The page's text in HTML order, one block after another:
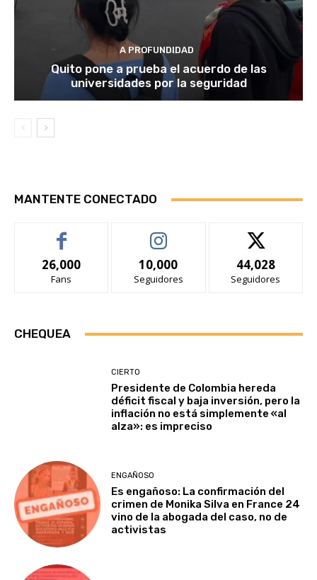
A PROFUNDIDAD
Quito pone a prueba el acuerdo de las
universidades por la seguridad
MANTENTE CONECTADO
26,000
Fans
10,000
Seguidores
44,028
Seguidores
CHEQUEA
CIERTO
Presidente de Colombia hereda
déficit fiscal y baja inversión, pero la
inflación no está simplemente «al
alza»: es impreciso
ENGAÑOSO
Es engañoso: La confirmación del
crimen de Monika Silva en France 24
vino de la abogada del caso, no de
activistas